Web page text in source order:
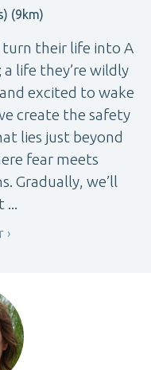
(9km)
turn their life into A
life they’re wildly
excited to wake
create the safety
lies just beyond
fear meets
Gradually, we’ll
...